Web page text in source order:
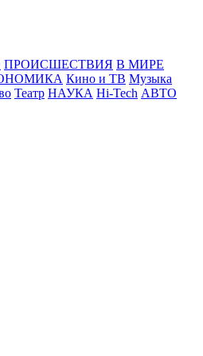
ПРОИСШЕСТВИЯ В МИРЕ
Кино и ТВ Музыка
Театр НАУКА Hi-Tech АВТО